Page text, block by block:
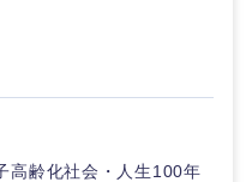
高齢化社会・人生100年